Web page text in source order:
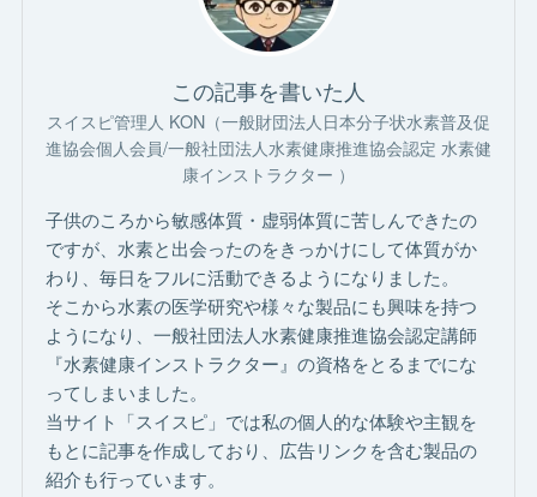
この記事を書いた人
スイスピ管理人 KON（一般財団法人日本分子状水素普及促
進協会個人会員/一般社団法人水素健康推進協会認定 水素健
康インストラクター ）
子供のころから敏感体質・虚弱体質に苦しんできたの
ですが、水素と出会ったのをきっかけにして体質がか
わり、毎日をフルに活動できるようになりました。
そこから水素の医学研究や様々な製品にも興味を持つ
ようになり、一般社団法人水素健康推進協会認定講師
『水素健康インストラクター』の資格をとるまでにな
ってしまいました。
当サイト「スイスピ」では私の個人的な体験や主観を
もとに記事を作成しており、広告リンクを含む製品の
紹介も行っています。